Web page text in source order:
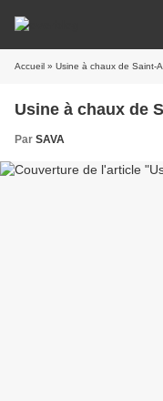
Accueil » Usine à chaux de Saint-
Usine à chaux de
Par SAVA